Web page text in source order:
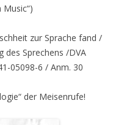
Music“)
zur Sprache fand /
des Sprechens /DVA
05098-6 / Anm. 30
der Meisenrufe!